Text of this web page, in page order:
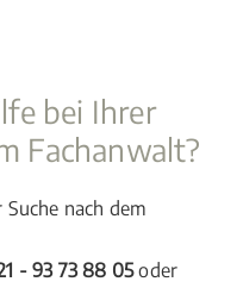
bei Ihrer
Fachanwalt?
nach dem
- 93 73 88 05oder